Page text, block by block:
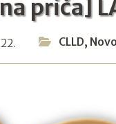
priča]
CLLD,